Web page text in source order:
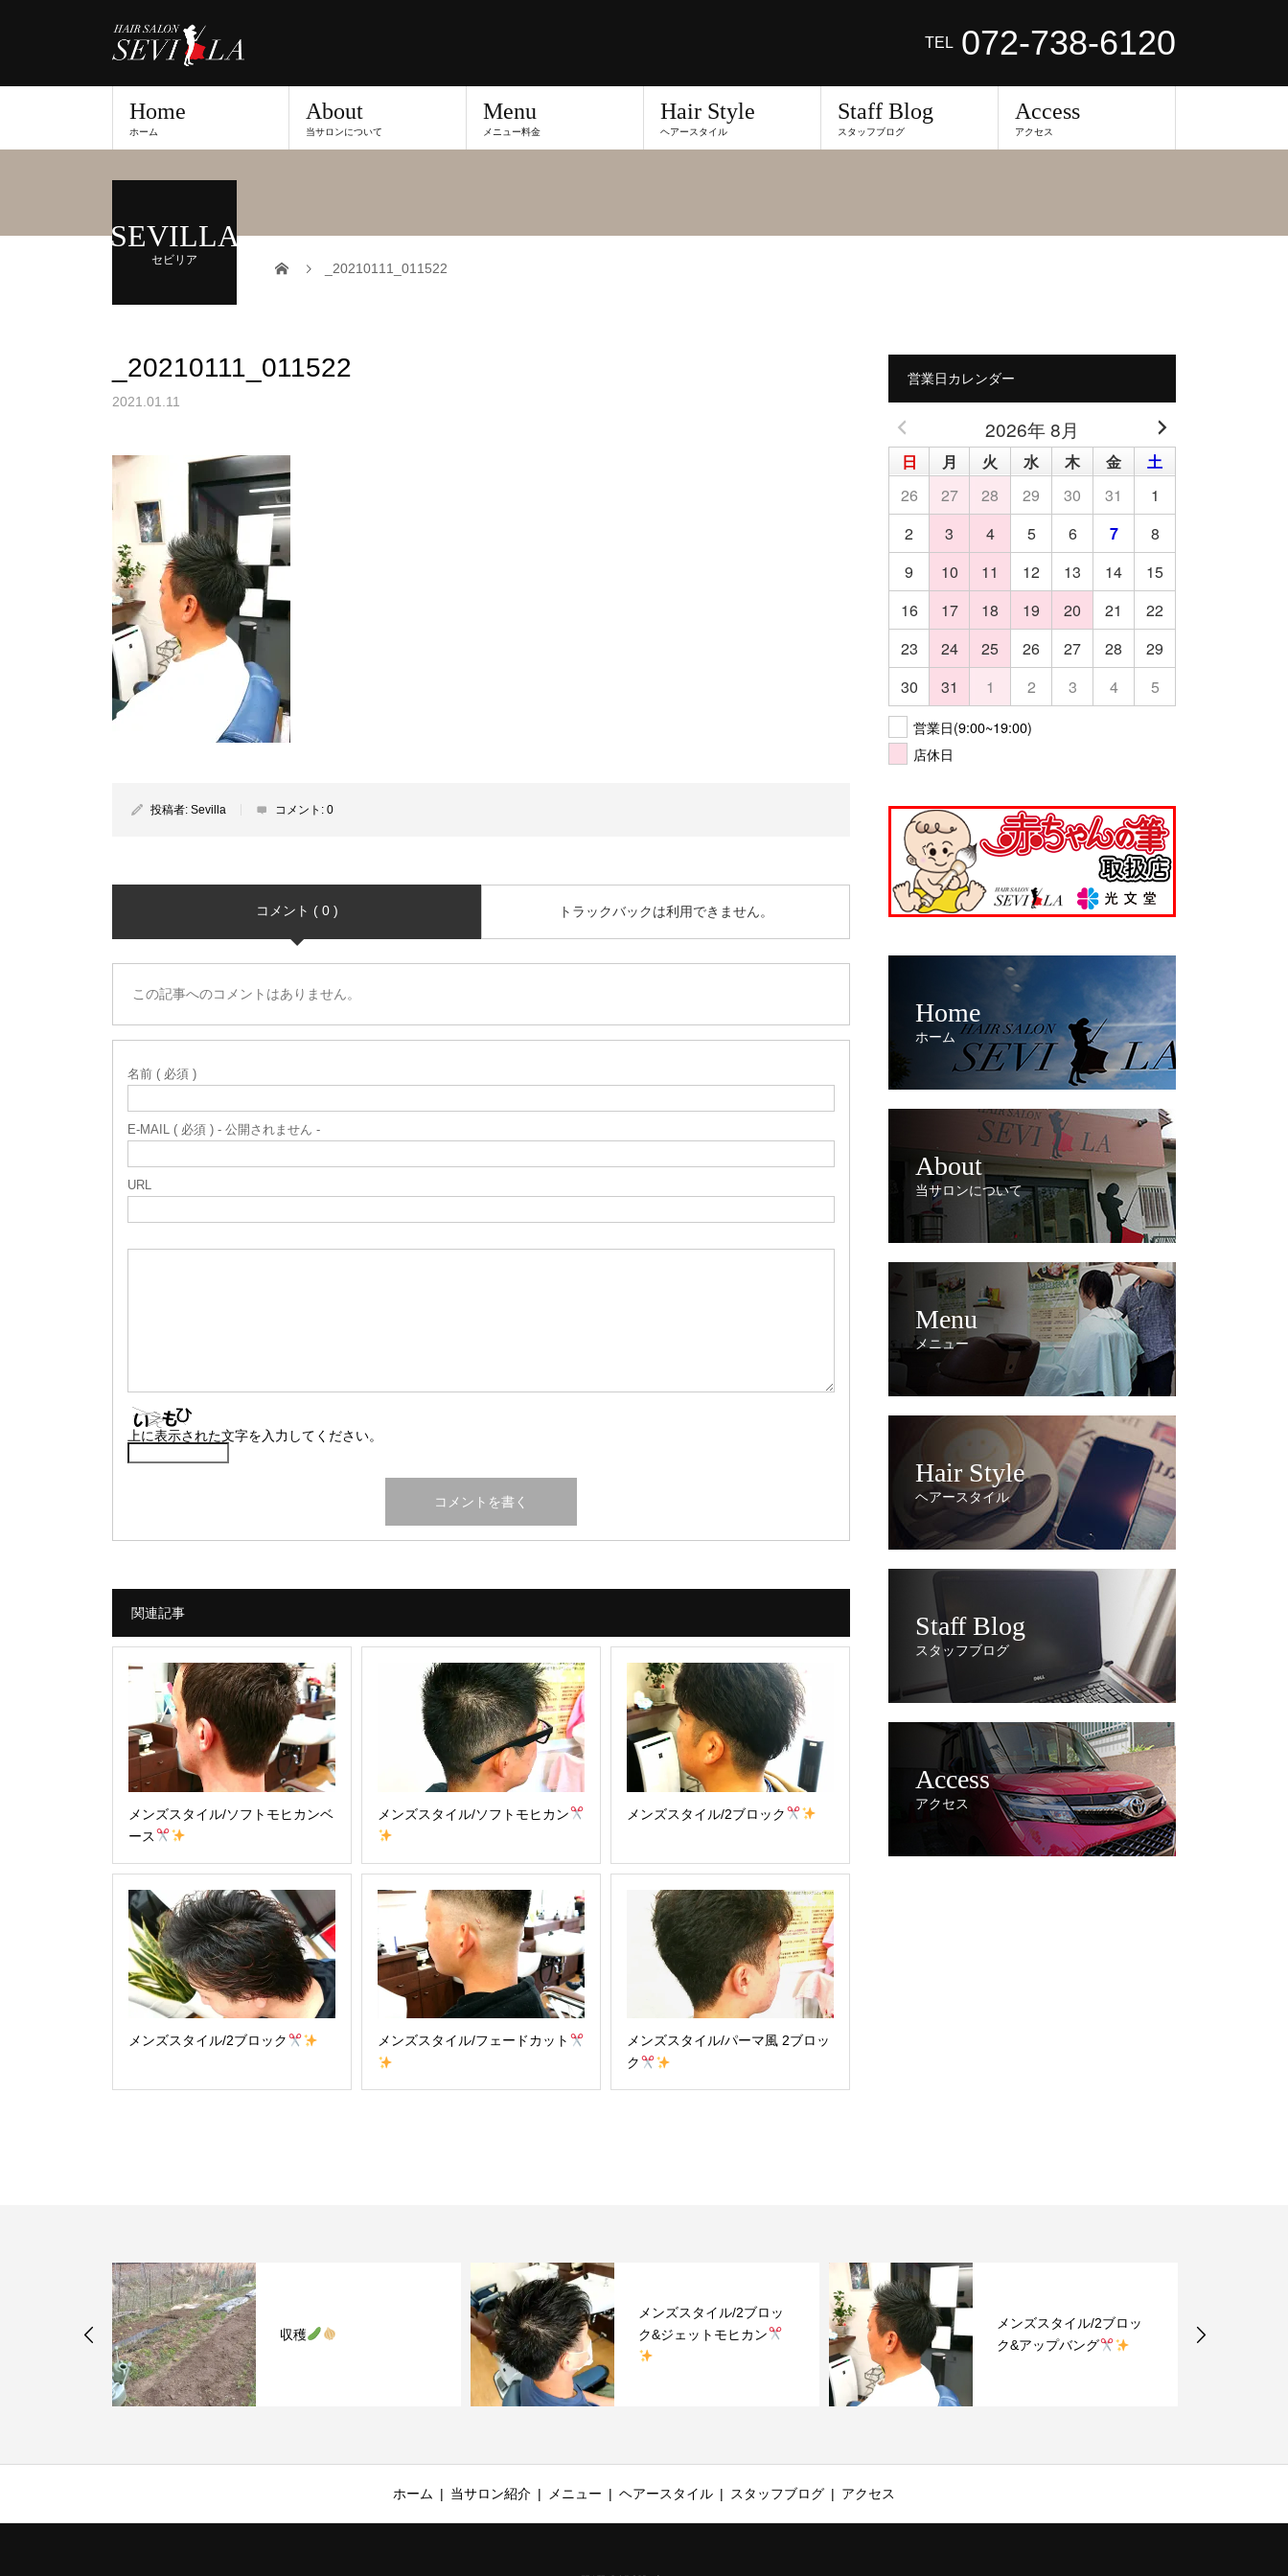
TEL 072-738-6120
Home
ホーム
About
当サロンについて
Menu
メニュー料金
Hair Style
ヘアースタイル
Staff Blog
スタッフブログ
Access
アクセス
SEVILLA
セビリア
_20210111_011522
_20210111_011522
2021.01.11
投稿者: Sevilla コメント: 0
コメント ( 0 ) トラックバックは利用できません。
この記事へのコメントはありません。
名前 ( 必須 )
E-MAIL ( 必須 ) - 公開されません -
URL
上に表示された文字を入力してください。
関連記事
メンズスタイル/ソフトモヒカンベ
ース
メンズスタイル/ソフトモヒカン メンズスタイル/2ブロック
メンズスタイル/2ブロック メンズスタイル/フェードカット
メンズスタイル/パーマ風 2ブロッ
ク
営業日カレンダー
2026年 8月
日 月 火 水 木 金
土
26
27 28 29 30 31
1
2
3 4 5 6 7
8
9
10 11 12 13 14
15
16
17 18 19 20 21
22
23
24 25 26 27 28
29
30
31 1 2 3 4 5
営業日(9:00~19:00)
店休日
Home
ホーム
About
当サロンについて
Menu
メニュー
Hair Style
ヘアースタイル
Staff Blog
スタッフブログ
Access
アクセス
メンズスタイル/2ブロッ
ク&ジェットモヒカン
メンズスタイル/2ブロッ
ク&アップバング
メンズスタイル/スパイラ
ルパーマ&2ブロック
ホーム 当サロン紹介 メニュー ヘアースタイル スタッフブログ アクセス